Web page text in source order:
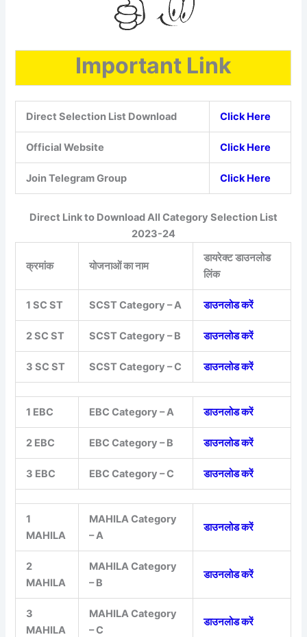
Important Link
Direct Selection List Download Click Here
Official Website Click Here
Join Telegram Group Click Here
Direct Link to Download All Category Selection List
2023-24
क्रमांक योजनाओं का नाम
डायरेक्ट डाउनलोड
लिंक
1 SC ST SCST Category – A डाउनलोड करें
2 SC ST SCST Category – B डाउनलोड करें
3 SC ST SCST Category – C डाउनलोड करें
1 EBC EBC Category – A डाउनलोड करें
2 EBC EBC Category – B डाउनलोड करें
3 EBC EBC Category – C डाउनलोड करें
1
MAHILA
MAHILA Category
– A
डाउनलोड करें
2
MAHILA
MAHILA Category
– B
डाउनलोड करें
3
MAHILA
MAHILA Category
– C
डाउनलोड करें